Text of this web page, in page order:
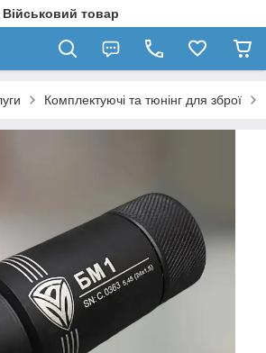
товар
Комплектуючі та тюнінг для зброї